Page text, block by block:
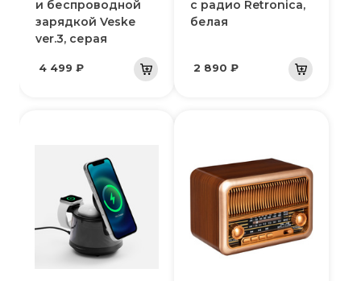
и беспроводной
зарядкой Veske
ver.3, серая
4 499 ₽
с радио Retronica,
белая
2 890 ₽